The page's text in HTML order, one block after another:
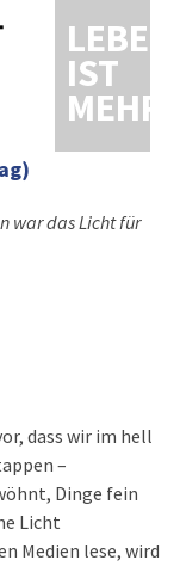
LEBEN
IST
MEHR
war das Licht für
dass wir im hell
–
Dinge fein
Licht
Medien lese, wird